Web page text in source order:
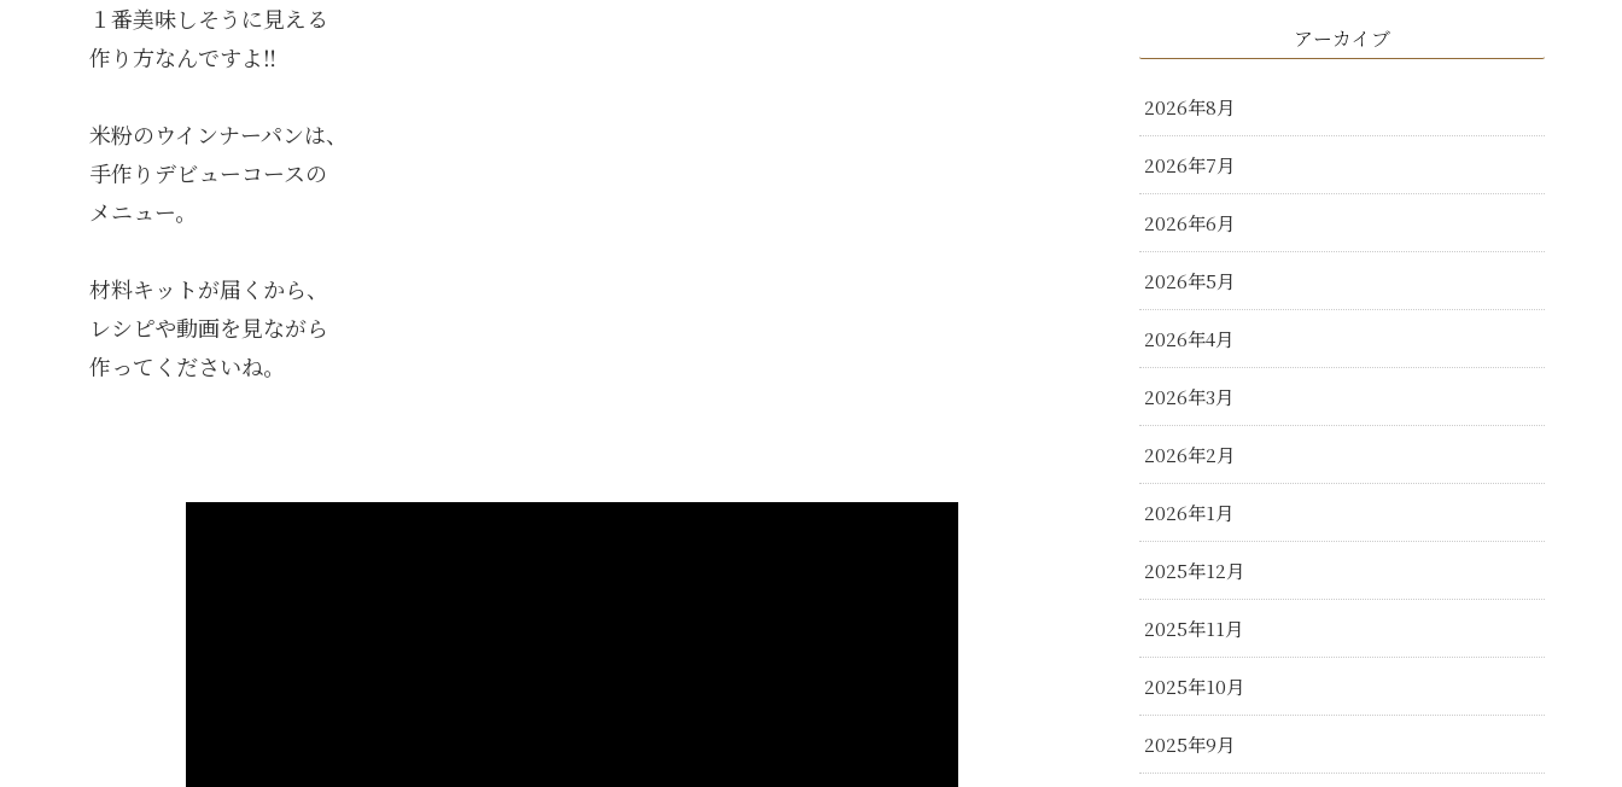
１番美味しそうに見える
作り方なんですよ‼️
米粉のウインナーパンは、
手作りデビューコースの
メニュー。
材料キットが届くから、
レシピや動画を見ながら
作ってくださいね。
アーカイブ
2026年8月
2026年7月
2026年6月
2026年5月
2026年4月
2026年3月
2026年2月
2026年1月
2025年12月
2025年11月
2025年10月
2025年9月